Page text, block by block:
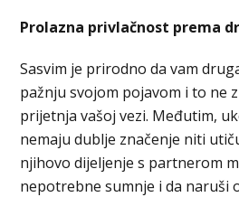
Prolazna privlačnost prema
Sasvim je prirodno da vam
pažnju svojom pojavom i to ne
prijetnja vašoj vezi. Međutim,
nemaju dublje značenje niti
njihovo dijeljenje s partnerom
nepotrebne sumnje i da naruši